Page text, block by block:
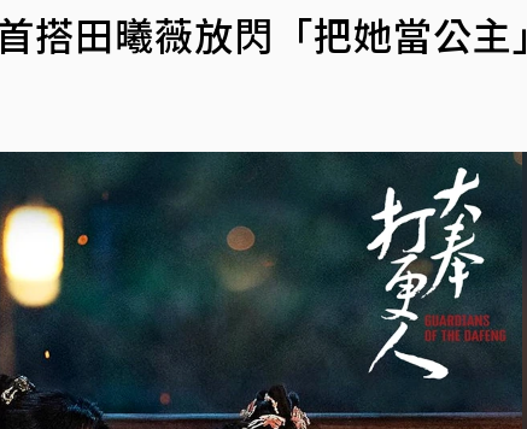
搭田曦薇放閃「把她當公主」